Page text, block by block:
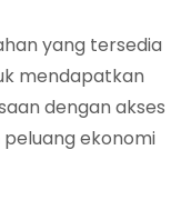
yang tersedia
mendapatkan
dengan akses
ekonomi